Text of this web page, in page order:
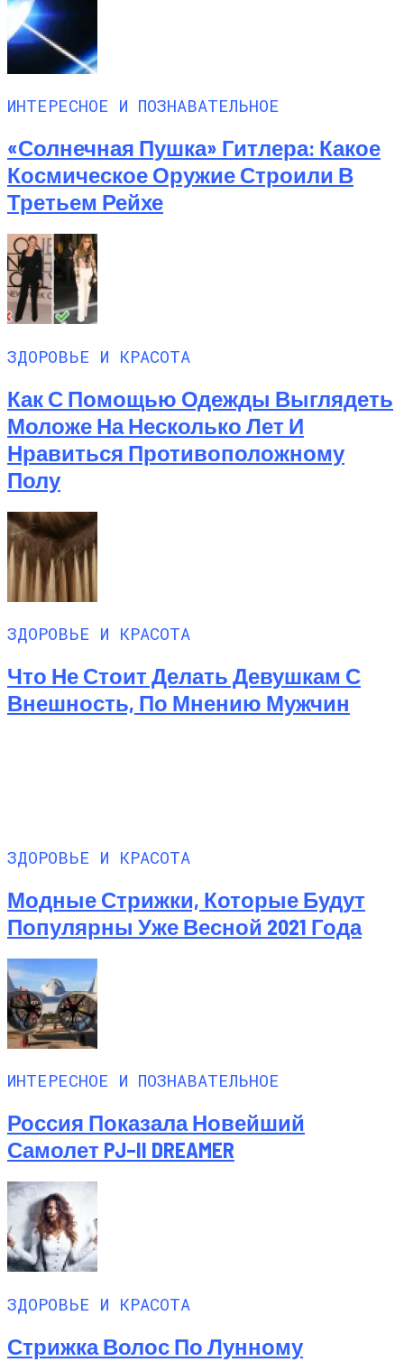
ИНТЕРЕСНОЕ И ПОЗНАВАТЕЛЬНОЕ
«Солнечная Пушка» Гитлера: Какое
Космическое Оружие Строили В
Третьем Рейхе
ЗДОРОВЬЕ И КРАСОТА
Как С Помощью Одежды Выглядеть
Моложе На Несколько Лет И
Нравиться Противоположному
Полу
ЗДОРОВЬЕ И КРАСОТА
Что Не Стоит Делать Девушкам С
Внешность, По Мнению Мужчин
ЗДОРОВЬЕ И КРАСОТА
Модные Стрижки, Которые Будут
Популярны Уже Весной 2021 Года
ИНТЕРЕСНОЕ И ПОЗНАВАТЕЛЬНОЕ
Россия Показала Новейший
Самолет PJ–II DREAMER
ЗДОРОВЬЕ И КРАСОТА
Стрижка Волос По Лунному